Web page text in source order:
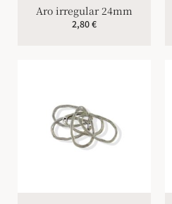
Aro irregular 24mm
2,80€